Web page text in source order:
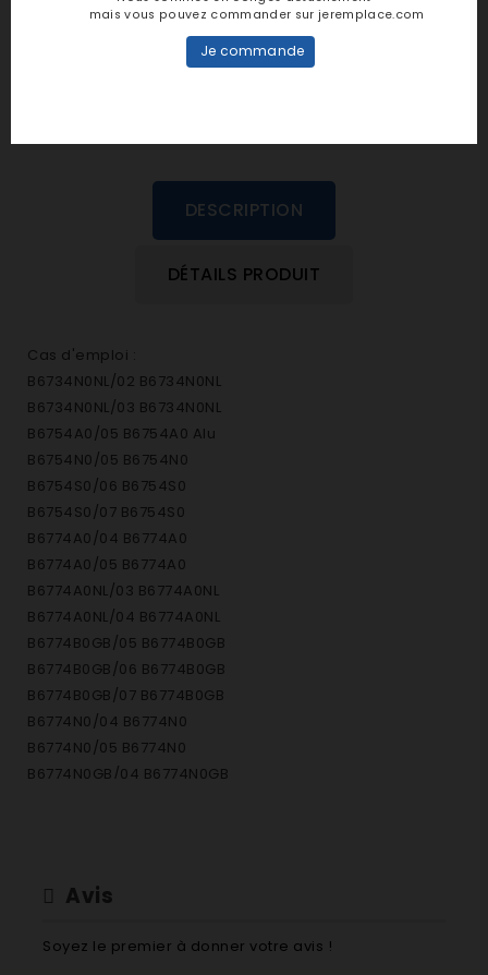
personne n'a encore posté d'avis
DESCRIPTION
DÉTAILS PRODUIT
Cas d'emploi :
B6734N0NL/02 B6734N0NL
B6734N0NL/03 B6734N0NL
B6754A0/05 B6754A0 Alu
B6754N0/05 B6754N0
B6754S0/06 B6754S0
B6754S0/07 B6754S0
B6774A0/04 B6774A0
B6774A0/05 B6774A0
B6774A0NL/03 B6774A0NL
B6774A0NL/04 B6774A0NL
B6774B0GB/05 B6774B0GB
B6774B0GB/06 B6774B0GB
B6774B0GB/07 B6774B0GB
B6774N0/04 B6774N0
B6774N0/05 B6774N0
B6774N0GB/04 B6774N0GB
B6774S0/06 B6774S0 black
B6774S0GB/05 B6774S0GB
Avis
Soyez le premier à donner votre avis !
mais vous pouvez commander sur jeremplace.com
Je commande